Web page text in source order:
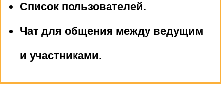
Список пользователей.
Чат для общения между ведущим
и участниками.